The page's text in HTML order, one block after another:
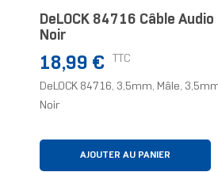
DeLOCK 84716 Câble
Noir
Prix
18,99 € TTC
DeLOCK 84716, 3,5mm, Mâle,
Noir
AJOUTER AU PANIER